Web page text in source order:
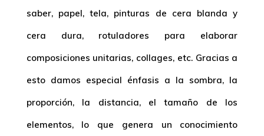
saber, papel, tela, pinturas de cera blanda y
cera dura, rotuladores para elaborar
composiciones unitarias, collages, etc. Gracias a
esto damos especial énfasis a la sombra, la
proporción, la distancia, el tamaño de los
elementos, lo que genera un conocimiento